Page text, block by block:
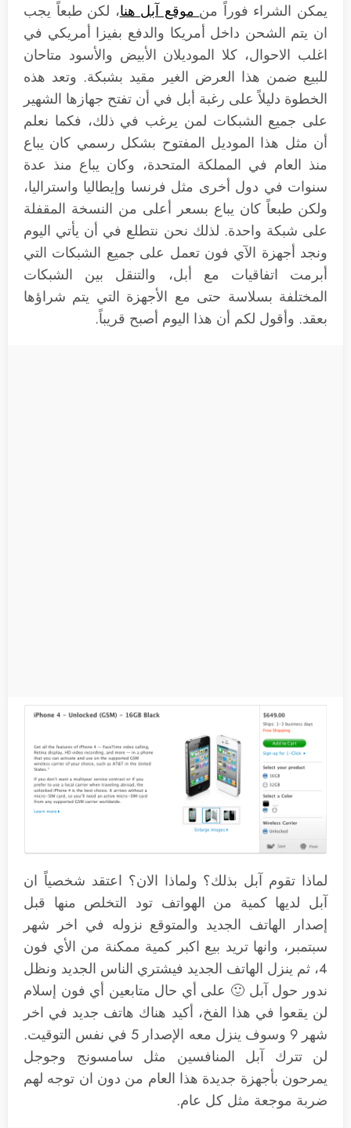
يمكن الشراء فوراً منموقع آبل هنا، لكن طبعاً يجب
ان يتم الشحن داخل أمريكا والدفع بفيزا أمريكي في
اغلب الاحوال، كلا الموديلان الأبيض والأسود متاحان
للبيع ضمن هذا العرض الغير مقيد بشبكة. وتعد هذه
الخطوة دليلاً على رغبة أبل في أن تفتح جهازها الشهير
على جميع الشبكات لمن يرغب في ذلك، فكما نعلم
أن مثل هذا الموديل المفتوح بشكل رسمي كان يباع
منذ العام في المملكة المتحدة، وكان يباع منذ عدة
سنوات في دول أخرى مثل فرنسا وإيطاليا واستراليا،
ولكن طبعاً كان يباع بسعر أعلى من النسخة المقفلة
على شبكة واحدة. لذلك نحن نتطلع في أن يأتي اليوم
ونجد أجهزة الآي فون تعمل على جميع الشبكات التي
أبرمت اتفاقيات مع أبل، والتنقل بين الشبكات
المختلفة بسلاسة حتى مع الأجهزة التي يتم شراؤها
بعقد. وأقول لكم أن هذا اليوم أصبح قريباً.
لماذا تقوم آبل بذلك؟ ولماذا الان؟ اعتقد شخصياً ان
آبل لديها كمية من الهواتف تود التخلص منها قبل
إصدار الهاتف الجديد والمتوقع نزوله في اخر شهر
سبتمبر، وانها تريد بيع اكبر كمية ممكنة من الأي فون
4، ثم ينزل الهاتف الجديد فيشتري الناس الجديد ونظل
ندور حول آبل 🙂 على أي حال متابعين أي فون إسلام
لن يقعوا في هذا الفخ، أكيد هناك هاتف جديد في اخر
شهر 9 وسوف ينزل معه الإصدار 5 في نفس التوقيت.
لن تترك آبل المنافسين مثل سامسونج وجوجل
يمرحون بأجهزة جديدة هذا العام من دون ان توجه لهم
ضربة موجعة مثل كل عام.